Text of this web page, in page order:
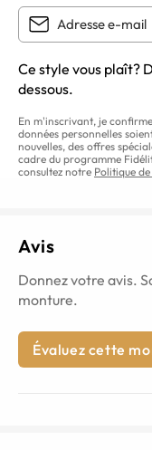
Ce style vous plaît?
dessous.
En m'inscrivant, je
données personnelles
nouvelles, des offres
cadre du programme
consultez notre Politique
Avis
Donnez votre avis.
monture.
Évaluez cette